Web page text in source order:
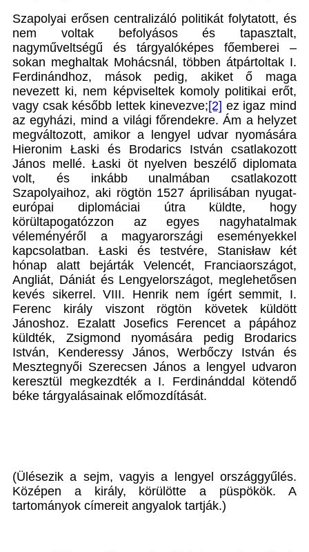
Szapolyai erősen centralizáló politikát folytatott, és
nem voltak befolyásos és tapasztalt,
nagyműveltségű és tárgyalóképes főemberei –
sokan meghaltak Mohácsnál, többen átpártoltak I.
Ferdinándhoz, mások pedig, akiket ő maga
nevezett ki, nem képviseltek komoly politikai erőt,
vagy csak később lettek kinevezve;[2] ez igaz mind
az egyházi, mind a világi főrendekre. Ám a helyzet
megváltozott, amikor a lengyel udvar nyomására
Hieronim Łaski és Brodarics István csatlakozott
János mellé. Łaski öt nyelven beszélő diplomata
volt, és inkább unalmában csatlakozott
Szapolyaihoz, aki rögtön 1527 áprilisában nyugat-
európai diplomáciai útra küldte, hogy
körültapogatózzon az egyes nagyhatalmak
véleményéről a magyarországi eseményekkel
kapcsolatban. Łaski és testvére, Stanisław két
hónap alatt bejárták Velencét, Franciaországot,
Angliát, Dániát és Lengyelországot, meglehetősen
kevés sikerrel. VIII. Henrik nem ígért semmit, I.
Ferenc király viszont rögtön követek küldött
Jánoshoz. Ezalatt Josefics Ferencet a pápához
küldték, Zsigmond nyomására pedig Brodarics
István, Kenderessy János, Werbőczy István és
Mesztegnyői Szerecsen János a lengyel udvaron
keresztül megkezdték a I. Ferdinánddal kötendő
béke tárgyalásainak előmozdítását.
(Ülésezik a sejm, vagyis a lengyel országgyűlés.
Középen a király, körülötte a püspökök. A
tartományok címereit angyalok tartják.)